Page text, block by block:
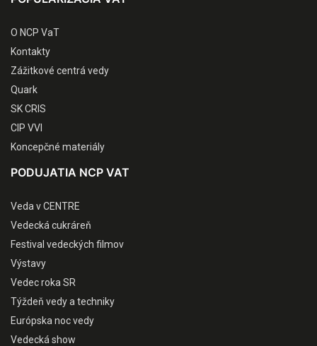
O NCP VaT
Kontakty
Zážitkové centrá vedy
Quark
SK CRIS
CIP VVI
Koncepčné materiály
PODUJATIA NCP VAT
Veda v CENTRE
Vedecká cukráreň
Festival vedeckých filmov
Výstavy
Vedec roka SR
Týždeň vedy a techniky
Európska noc vedy
Vedecká show